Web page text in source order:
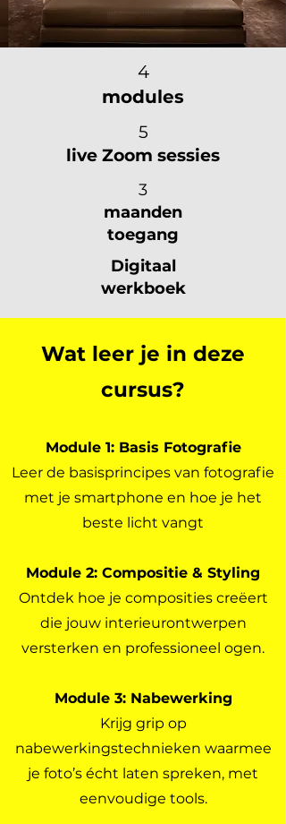
4
modules
5
live Zoom sessies
3
maanden
toegang
Digitaal
werkboek
Wat leer je in deze
cursus?
Module 1: Basis Fotografie
Leer de basisprincipes van fotografie
met je smartphone en hoe je het
beste licht vangt
Module 2: Compositie & Styling
Ontdek hoe je composities creëert
die jouw interieurontwerpen
versterken en professioneel ogen.
Module 3: Nabewerking
Krijg grip op
nabewerkingstechnieken waarmee
je foto’s écht laten spreken, met
eenvoudige tools.